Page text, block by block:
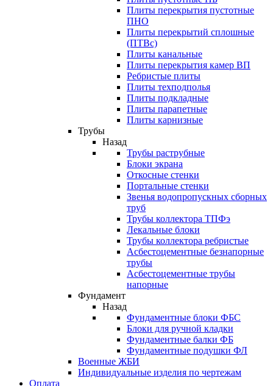
Плиты перекрытия пустотные
ПНО
Плиты перекрытий сплошные
(ПТВс)
Плиты канальные
Плиты перекрытия камер ВП
Ребристые плиты
Плиты техподполья
Плиты подкладные
Плиты парапетные
Плиты карнизные
Трубы
Назад
Трубы раструбные
Блоки экрана
Откосные стенки
Портальные стенки
Звенья водопропускных сборных
труб
Трубы коллектора ТПФэ
Лекальные блоки
Трубы коллектора ребристые
Асбестоцементные безнапорные
трубы
Асбестоцементные трубы
напорные
Фундамент
Назад
Фундаментные блоки ФБС
Блоки для ручной кладки
Фундаментные балки ФБ
Фундаментные подушки ФЛ
Военные ЖБИ
Индивидуальные изделия по чертежам
Оплата